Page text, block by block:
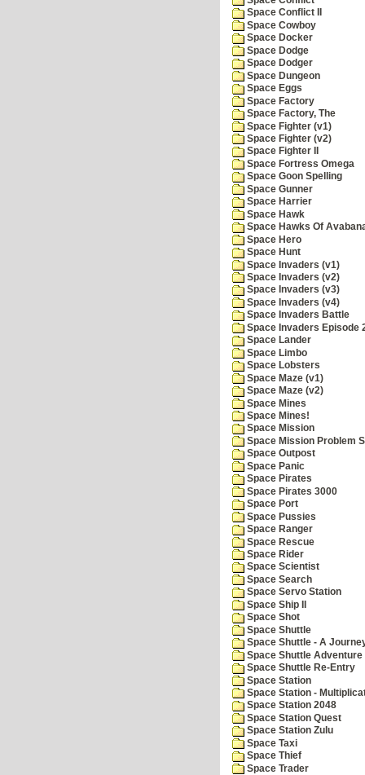
Space Conflict II
Space Cowboy
Space Docker
Space Dodge
Space Dodger
Space Dungeon
Space Eggs
Space Factory
Space Factory, The
Space Fighter (v1)
Space Fighter (v2)
Space Fighter II
Space Fortress Omega
Space Goon Spelling
Space Gunner
Space Harrier
Space Hawk
Space Hawks Of
Space Hero
Space Hunt
Space Invaders (v1)
Space Invaders (v2)
Space Invaders (v3)
Space Invaders (v4)
Space Invaders Battle
Space Invaders Episode
Space Lander
Space Limbo
Space Lobsters
Space Maze (v1)
Space Maze (v2)
Space Mines
Space Mines!
Space Mission
Space Mission Problem
Space Outpost
Space Panic
Space Pirates
Space Pirates 3000
Space Port
Space Pussies
Space Ranger
Space Rescue
Space Rider
Space Scientist
Space Search
Space Servo Station
Space Ship II
Space Shot
Space Shuttle
Space Shuttle - A
Space Shuttle Adventure
Space Shuttle Re-Entry
Space Station
Space Station -
Space Station 2048
Space Station Quest
Space Station Zulu
Space Taxi
Space Thief
Space Trader